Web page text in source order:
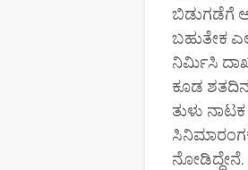
ಬಿಡುಗಡೆಗೆ
ಬಹುತೇಕ
ನಿರ್ಮಿಸಿ
ಕೂಡ
ತುಳು
ನೋಡಿದ್ದೇನೆ.